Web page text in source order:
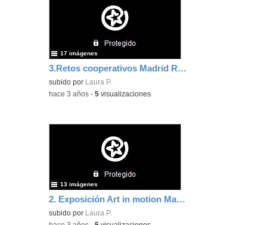
3.Retos cooperativos Madrid Río 22 septiembre
subido por Laura P.
17 imágenes
-hace 3 años -5 visualizaciones
2. Exposición Art in motion Madrid Río
subido por Laura P.
13 imágenes